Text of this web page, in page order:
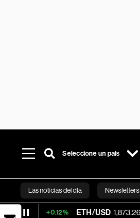
Seleccione un país
Las noticias del día Newsletters
ETH/USD 1,873.268 -0.11%